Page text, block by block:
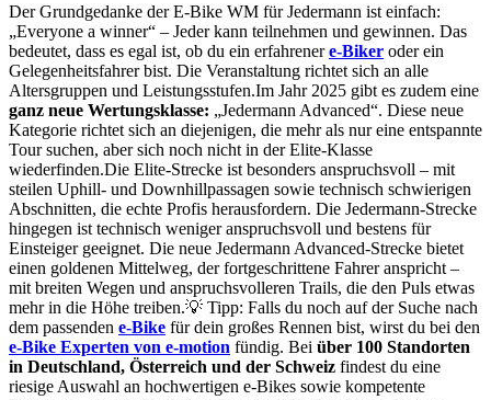
Der Grundgedanke der E-Bike WM für Jedermann ist einfach:
„Everyone a winner“ – Jeder kann teilnehmen und gewinnen. Das
bedeutet, dass es egal ist, ob du ein erfahrenere-Biker oder ein
Gelegenheitsfahrer bist. Die Veranstaltung richtet sich an alle
Altersgruppen und Leistungsstufen.Im Jahr 2025 gibt es zudem eine
ganz neue Wertungsklasse: „Jedermann Advanced“. Diese neue
Kategorie richtet sich an diejenigen, die mehr als nur eine entspannte
Tour suchen, aber sich noch nicht in der Elite-Klasse
wiederfinden.Die Elite-Strecke ist besonders anspruchsvoll – mit
steilen Uphill- und Downhillpassagen sowie technisch schwierigen
Abschnitten, die echte Profis herausfordern. Die Jedermann-Strecke
hingegen ist technisch weniger anspruchsvoll und bestens für
Einsteiger geeignet. Die neue Jedermann Advanced-Strecke bietet
einen goldenen Mittelweg, der fortgeschrittene Fahrer anspricht –
mit breiten Wegen und anspruchsvolleren Trails, die den Puls etwas
mehr in die Höhe treiben.💡 Tipp: Falls du noch auf der Suche nach
dem passenden e-Bike für dein großes Rennen bist, wirst du bei den
e-Bike Experten von e-motion fündig. Bei über 100 Standorten
in Deutschland, Österreich und der Schweiz findest du eine
riesige Auswahl an hochwertigen e-Bikes sowie kompetente